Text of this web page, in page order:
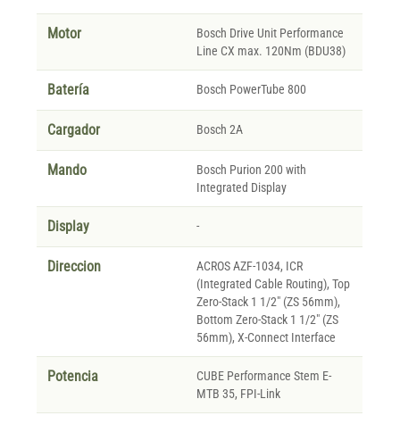
Motor
Bosch Drive Unit Performance
Line CX max. 120Nm (BDU38)
Batería Bosch PowerTube 800
Cargador Bosch 2A
Mando
Bosch Purion 200 with
Integrated Display
Display -
Direccion
ACROS AZF-1034, ICR
(Integrated Cable Routing), Top
Zero-Stack 1 1/2" (ZS 56mm),
Bottom Zero-Stack 1 1/2" (ZS
56mm), X-Connect Interface
Potencia
CUBE Performance Stem E-
MTB 35, FPI-Link